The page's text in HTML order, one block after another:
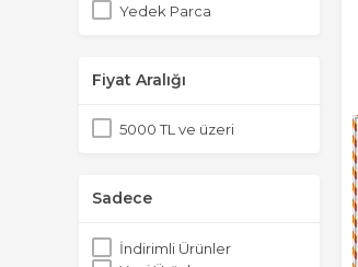
Yedek Parca
Fiyat Aralığı
5000 TL ve üzeri
Sadece
İndirimli Ürünler